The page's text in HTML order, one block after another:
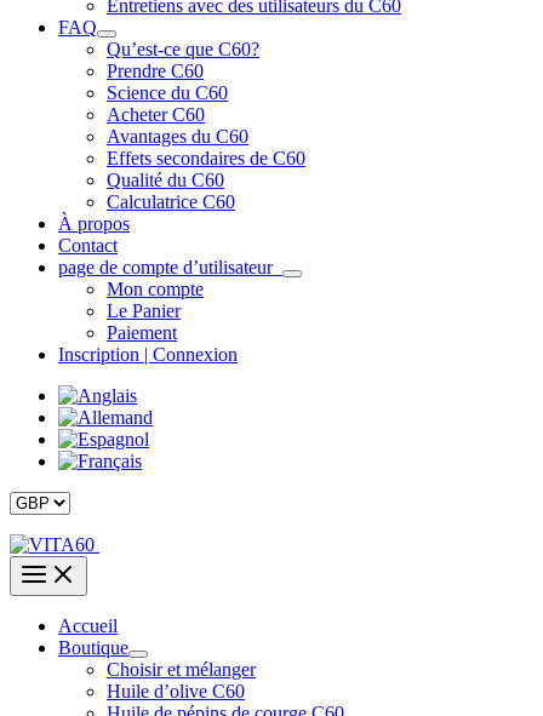
Entretiens avec des utilisateurs du C60
FAQ
Qu’est-ce que C60?
Prendre C60
Science du C60
Acheter C60
Avantages du C60
Effets secondaires de C60
Qualité du C60
Calculatrice C60
À propos
Contact
page de compte d’utilisateur
Mon compte
Le Panier
Paiement
Inscription | Connexion
Accueil
Boutique
Choisir et mélanger
Huile d’olive C60